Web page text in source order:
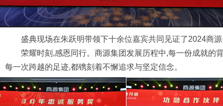
盛典现场在朱跃明带领下十余位嘉宾共同见证了2024商
荣耀时刻,感恩同行。商源集团发展历程中,每一份成就的
每一次跨越的足迹,都镌刻着不懈追求与坚定信念。